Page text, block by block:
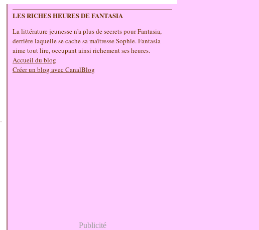
LES RICHES HEURES DE FANTASIA
La littérature jeunesse n'a plus de secrets pour Fantasia,
derrière laquelle se cache sa maîtresse Sophie. Fantasia
aime tout lire, occupant ainsi richement ses heures.
Accueil du blog
Créer un blog avec CanalBlog
Publicité